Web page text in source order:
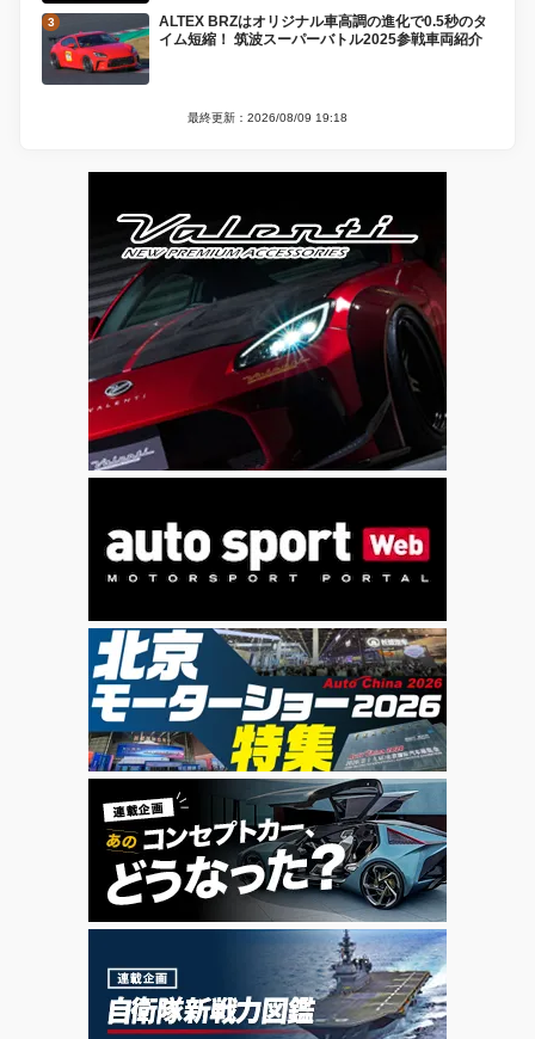
ALTEX BRZはオリジナル車高調の進化で0.5秒のタ
イム短縮！ 筑波スーパーバトル2025参戦車両紹介
最終更新：2026/08/09 19:18